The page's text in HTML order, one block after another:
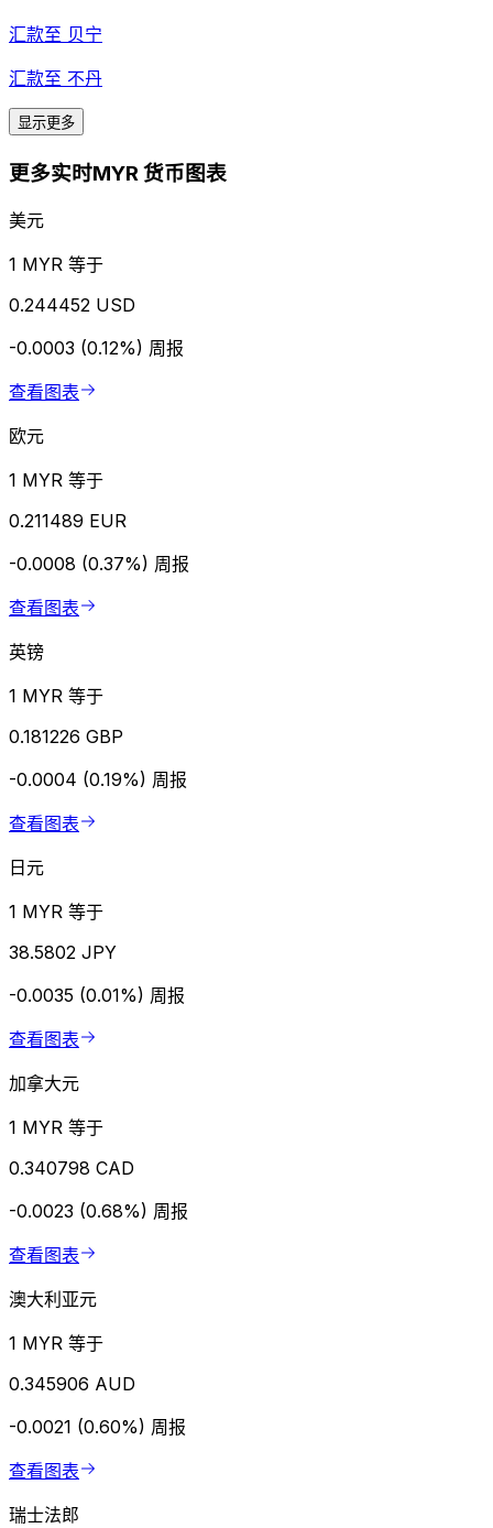
汇款至 贝宁
汇款至 不丹
显示更多
更多实时MYR 货币图表
美元
1 MYR 等于
0.244452 USD
-0.0003 (0.12%) 周报
查看图表
欧元
1 MYR 等于
0.211489 EUR
-0.0008 (0.37%) 周报
查看图表
英镑
1 MYR 等于
0.181226 GBP
-0.0004 (0.19%) 周报
查看图表
日元
1 MYR 等于
38.5802 JPY
-0.0035 (0.01%) 周报
查看图表
加拿大元
1 MYR 等于
0.340798 CAD
-0.0023 (0.68%) 周报
查看图表
澳大利亚元
1 MYR 等于
0.345906 AUD
-0.0021 (0.60%) 周报
查看图表
瑞士法郎